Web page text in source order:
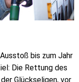
bis zum Jahr
Die Rettung des
Glückseligen, vor